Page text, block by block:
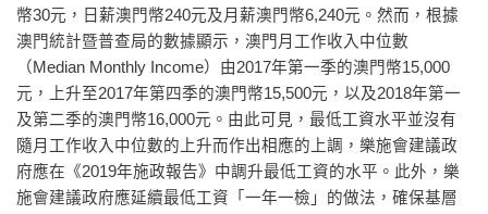
幣30元，日薪澳門幣240元及月薪澳門幣6,240元。然而，根據
澳門統計暨普查局的數據顯示，澳門月工作收入中位數
（Median Monthly Income）由2017年第一季的澳門幣15,000
元，上升至2017年第四季的澳門幣15,500元，以及2018年第一
及第二季的澳門幣16,000元。由此可見，最低工資水平並沒有
隨月工作收入中位數的上升而作出相應的上調，樂施會建議政
府應在《2019年施政報告》中調升最低工資的水平。此外，樂
施會建議政府應延續最低工資「一年一檢」的做法，確保基層